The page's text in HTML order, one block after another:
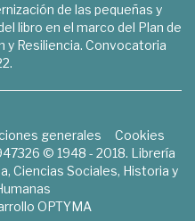
de las pequeñas y
libro en el marco del Plan de
y Resiliencia. Convocatoria
generales
Cookies
© 1948 - 2018. Librería
Ciencias Sociales, Historia y
OPTYMA